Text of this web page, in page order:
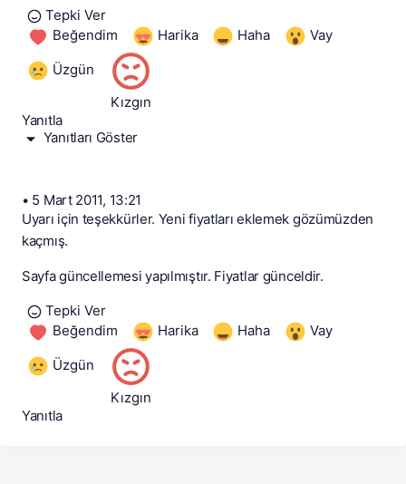
Tepki Ver
Beğendim
Harika Haha Vay
Üzgün
Kızgın
Yanıtla
Yanıtları Göster
• 5 Mart 2011, 13:21
Uyarı için teşekkürler. Yeni fiyatları eklemek gözümüzden
kaçmış.
Sayfa güncellemesi yapılmıştır. Fiyatlar günceldir.
Tepki Ver
Beğendim
Harika Haha Vay
Üzgün
Kızgın
Yanıtla